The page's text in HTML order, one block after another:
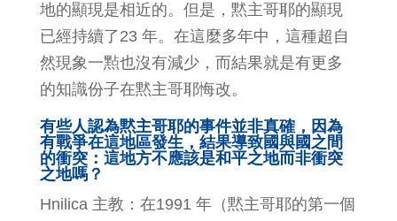
地的顯現是相近的。但是，黙主哥耶的顯現
已經持續了23 年。在這麼多年中，這種超自
然現象一㸃也沒有減少，而結果就是有更多
的知識份子在黙主哥耶悔改。
有些人認為黙主哥耶的事件並非真確，因為
有戰爭在這地區發生，結果導致國與國之間
的衝突：這地方不應該是和平之地而非衝突
之地嗎？
Hnilica 主教：在1991 年（黙主哥耶的第一個